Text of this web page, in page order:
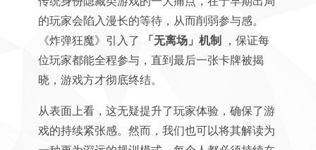
的玩家会陷入漫长的等待，从而削弱参与感。
《炸弹狂魔》引入了
「无离场」机制，保证每
位玩家都能全程参与，直到最后一张卡牌被揭
晓，游戏方才彻底终结。
从表面上看，这无疑提升了玩家体验，确保了游
戏的持续紧张感。然而，我们也可以将其解读为